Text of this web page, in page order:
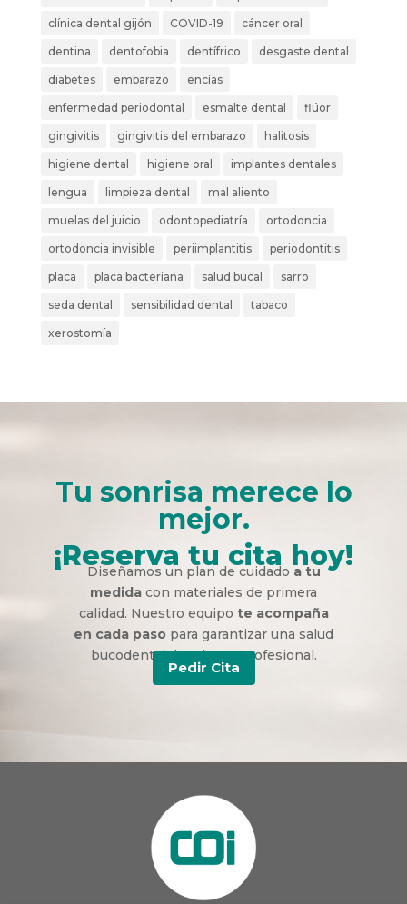
clínica dental gijón COVID-19 cáncer oral
dentina dentofobia dentífrico desgaste dental
diabetes embarazo encías
enfermedad periodontal esmalte dental flúor
gingivitis gingivitis del embarazo halitosis
higiene dental higiene oral implantes dentales
lengua limpieza dental mal aliento
muelas del juicio odontopediatría ortodoncia
ortodoncia invisible periimplantitis periodontitis
placa placa bacteriana salud bucal sarro
seda dental sensibilidad dental tabaco
xerostomía
Tu sonrisa merece lo
mejor.
¡Reserva tu cita hoy!
Diseñamos un plan de cuidado a tu
medida con materiales de primera
calidad. Nuestro equipo te acompaña
en cada paso para garantizar una salud
bucodental duradera y profesional.
Pedir Cita